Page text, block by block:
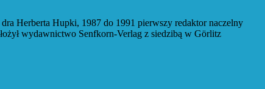
Hupki, 1987 do 1991 pierwszy redaktor naczelny
wydawnictwo Senfkorn-Verlag z siedzibą w Görlitz